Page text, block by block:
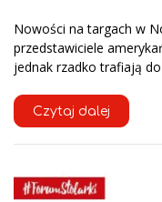
Nowości na targach w
przedstawiciele
jednak rzadko trafiają do
Czytaj dalej